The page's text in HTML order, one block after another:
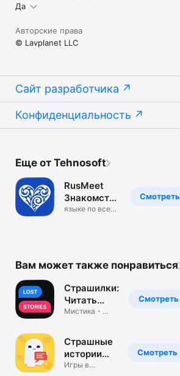
Да
Авторские права
© Lavplanet LLC
Сайт разработчика
Конфиденциальность
Еще от Tehnosoft
Смотреть
RusMeet
Знакомства
на русском
языке по всему
Вам может также понравиться
Смотреть
Страшилки:
Читать
Ужасы в
Мистика・
Смотреть
Страшные
истории
без
Игры в